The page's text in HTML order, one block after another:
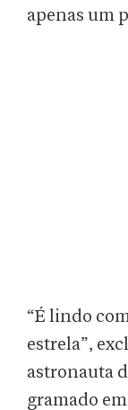
apenas um
“É lindo
estrela”,
astronauta
gramado